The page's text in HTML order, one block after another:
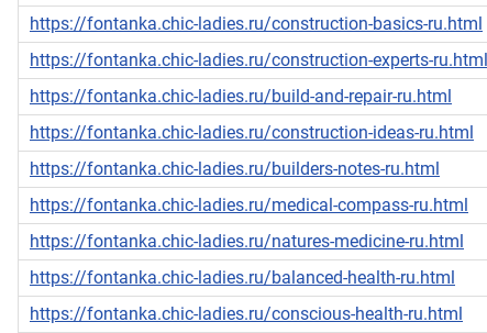
https://fontanka.chic-ladies.ru/construction-basics-ru.html
https://fontanka.chic-ladies.ru/construction-experts-ru.html
https://fontanka.chic-ladies.ru/build-and-repair-ru.html
https://fontanka.chic-ladies.ru/construction-ideas-ru.html
https://fontanka.chic-ladies.ru/builders-notes-ru.html
https://fontanka.chic-ladies.ru/medical-compass-ru.html
https://fontanka.chic-ladies.ru/natures-medicine-ru.html
https://fontanka.chic-ladies.ru/balanced-health-ru.html
https://fontanka.chic-ladies.ru/conscious-health-ru.html